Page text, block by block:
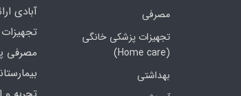
مصرفی
تجهیزات پزشکی خانگی
(Home care)
بهداشتی
آبادی
مصرفی